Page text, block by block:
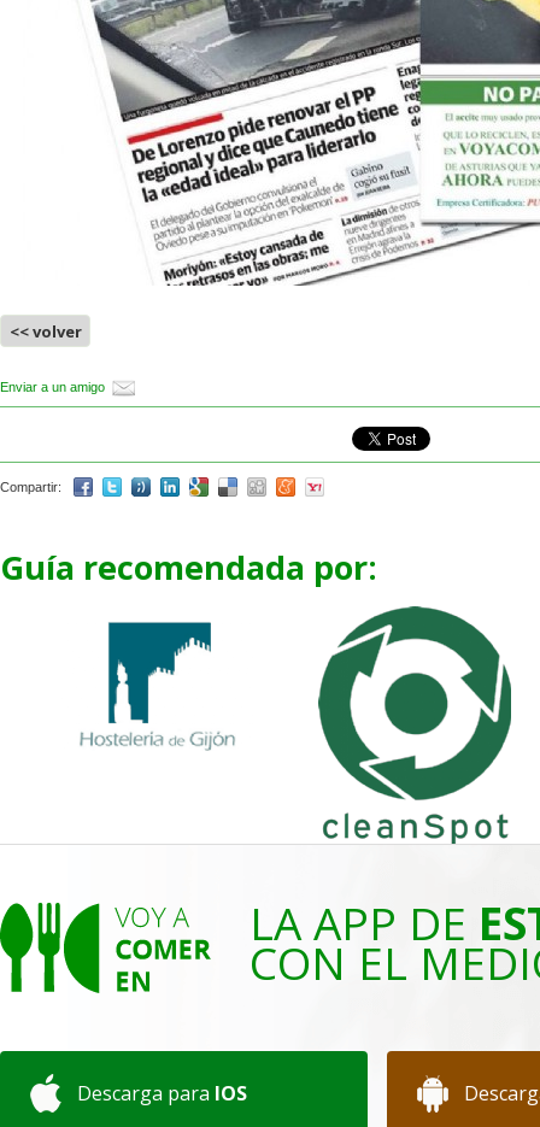
<< volver
Enviar a un amigo
Compartir:
Guía recomendada por:
LA APP DE
CON EL
Descarga para IOS